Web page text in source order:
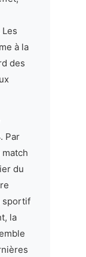
à la
des
Par
du
sportif
la